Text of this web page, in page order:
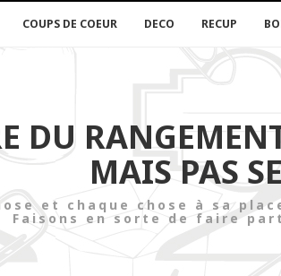
COUPS DE COEUR DECO RECUP
DU
MAIS PAS
et chaque chose à sa
Faisons en sorte de faire